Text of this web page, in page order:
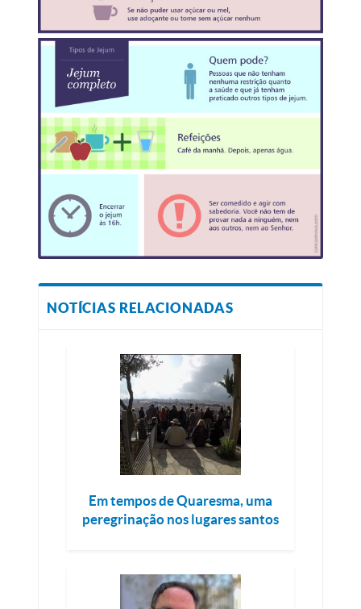
NOTÍCIAS RELACIONADAS
Em tempos de Quaresma, uma
peregrinação nos lugares santos